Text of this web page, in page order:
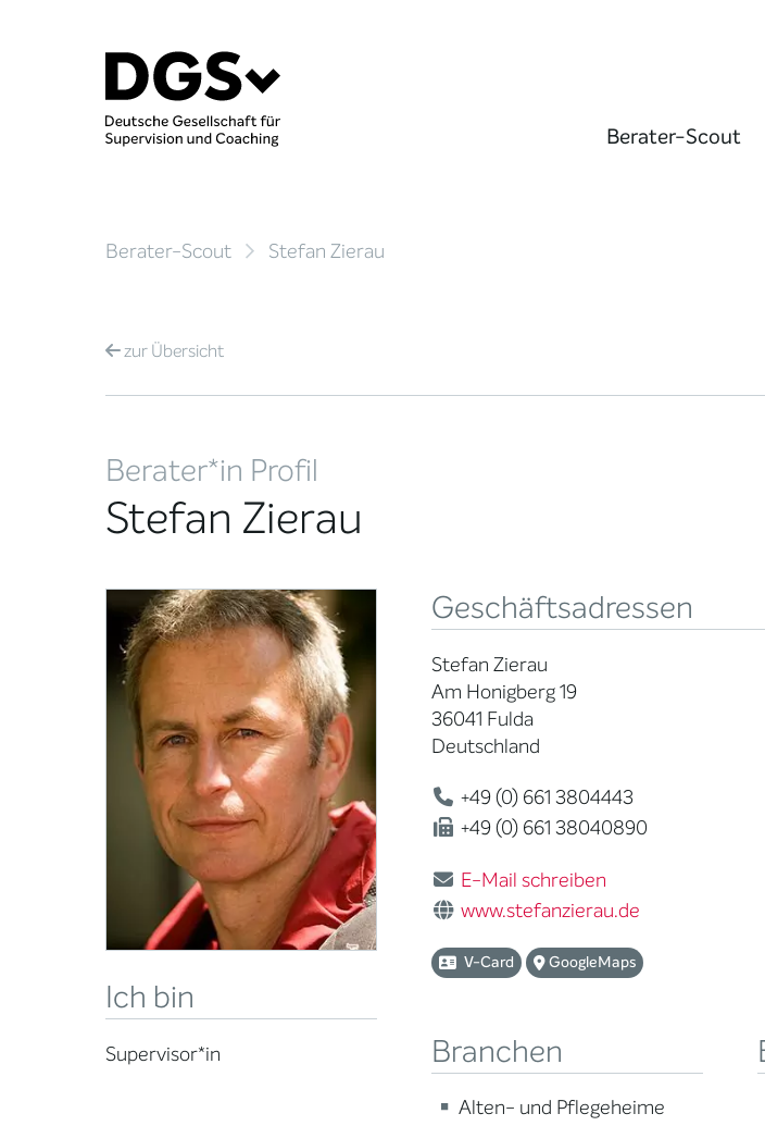
Berater-Scout
Berater-Scout Stefan Zierau
zurÜbersicht
Berater*in Profil
Stefan Zierau
Ich bin
Supervisor*in
Geschäftsadressen
Stefan Zierau
Am Honigberg 19
36041 Fulda
Deutschland
+49 (0) 661 3804443
+49 (0) 661 38040890
E-Mail schreiben
www.stefanzierau.de
V-Card GoogleMaps
Branchen
Alten- und Pflegeheime